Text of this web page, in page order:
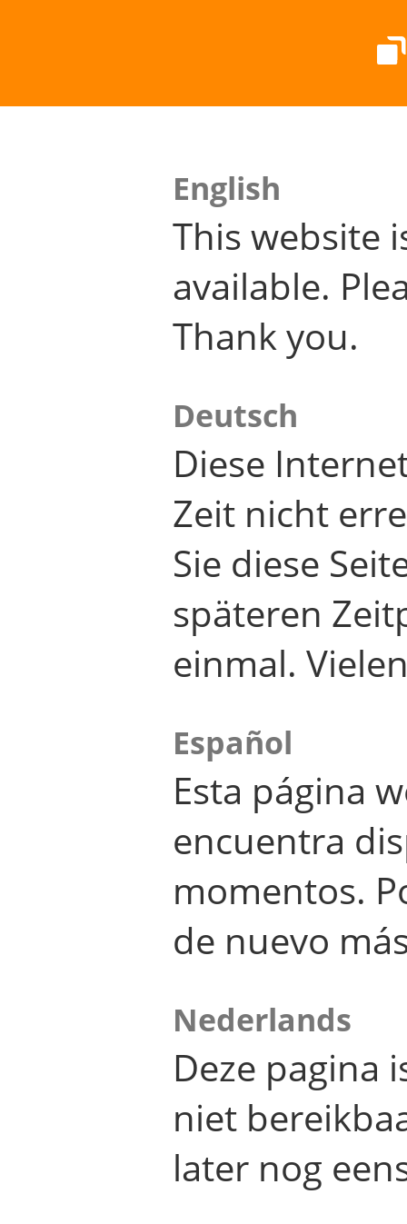
English
This website
available.
Thank you.
Deutsch
Diese
Zeit nicht
Sie diese
späteren
einmal.
Español
Esta página
encuentra
momentos.
de nuevo
Nederlands
Deze pagina
niet
later nog